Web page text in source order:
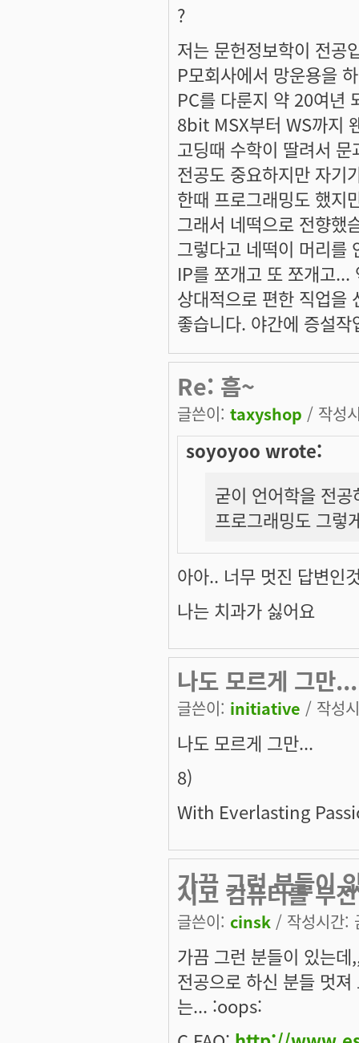
?
저는 문헌정보학이 전공
P모회사에서 망운용을
PC를 다룬지 약 20여년
8bit MSX부터 WS까지
고딩때 수학이 딸려서
전공도 중요하지만 자기
한때 프로그래밍도 했지
그래서 네떡으로 전향했
그렇다고 네떡이 머리를
IP를 쪼개고 또 쪼개고...
상대적으로 편한 직업을
좋습니다. 야간에 증설
Re: 흠~
글쓴이: taxyshop / 작성
soyoyoo wrote:
굳이 언어학을 전
프로그래밍도 그렇
아아.. 너무 멋진 답변인
나는 치과가 싫어요
나도 모르게 그만...
글쓴이: initiative / 작성
나도 모르게 그만...
8)
With Everlasting
가끔 그런 분들이
시고 컴퓨터를 부전
글쓴이: cinsk / 작성시간:
가끔 그런 분들이 있는
전공으로 하신 분들 멋
는... :oops: